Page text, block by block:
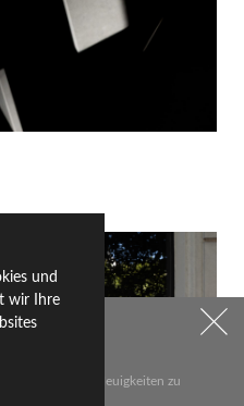
die wichtigsten Neuigkeiten zu
und
wir Ihre